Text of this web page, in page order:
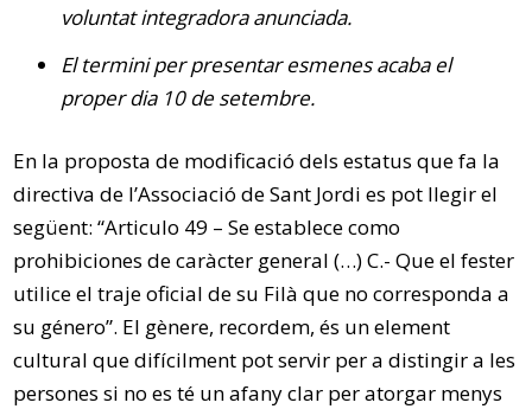
voluntat integradora anunciada.
El termini per presentar esmenes acaba el
proper dia 10 de setembre.
En la proposta de modificació dels estatus que fa la
directiva de l’Associació de Sant Jordi es pot llegir el
següent: “Articulo 49 – Se establece como
prohibiciones de caràcter general (…) C.- Que el fester
utilice el traje oficial de su Filà que no corresponda a
su género”. El gènere, recordem, és un element
cultural que difícilment pot servir per a distingir a les
persones si no es té un afany clar per atorgar menys